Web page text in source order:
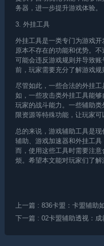
务器，进一步提升游戏体验。
3. 外挂工具
外挂工具是一类专门为游戏
原本不存在的功能和优势。
可能会违反游戏规则并导致
前，玩家需要充分了解游戏规
尽管如此，一些合法的外挂
如，一些攻击类外挂工具能
玩家的战斗能力。一些辅助
限资源等特殊功能，让玩家可
总的来说，游戏辅助工具是
辅助、游戏加速器和外挂工
而，使用这些工具时需要注
烦。希望本文能对玩家们了解
上一篇 : 836卡盟：卡盟辅助
下一篇 : 02卡盟辅助透视：